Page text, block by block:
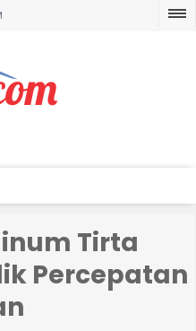
Tirta
Percepatan